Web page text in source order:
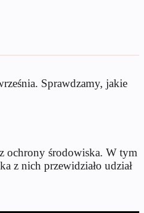
Sprawdzamy, jakie
ochrony środowiska. W tym
z nich przewidziało udział